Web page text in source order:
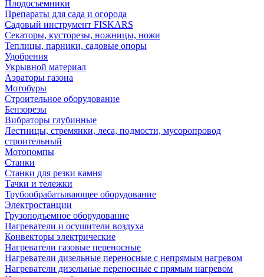
Плодосъемники
Препараты для сада и огорода
Садовый инструмент FISKARS
Секаторы, кусторезы, ножницы, ножи
Теплицы, парники, садовые опоры
Удобрения
Укрывной материал
Аэраторы газона
Мотобуры
Строительное оборудование
Бензорезы
Вибраторы глубинные
Лестницы, стремянки, леса, подмости, мусоропровод
строительный
Мотопомпы
Станки
Станки для резки камня
Тачки и тележки
Трубообрабатывающее оборудование
Электростанции
Грузоподъемное оборудование
Нагреватели и осушители воздуха
Конвекторы электрические
Нагреватели газовые переносные
Нагреватели дизельные переносные с непрямым нагревом
Нагреватели дизельные переносные с прямым нагревом